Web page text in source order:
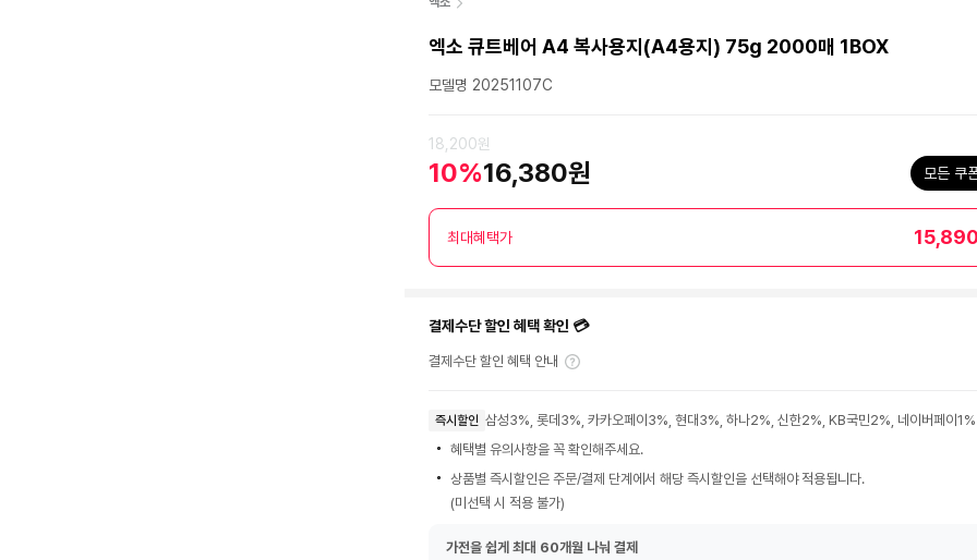
엑소 큐트베어 A4 복사용지(A4용지) 75g 2000매 1BOX
모델명 20251107C
18,200원
10%16,380원 모든 쿠
최대혜택가
결제수단 할인 혜택 확인 💳
결제수단 할인 혜택 안내
즉시할인 삼성3%, 롯데3%, 카카오페이3%, 현대3%, 하나2%, 신한2%, KB국민2%, 네이버페이1%
혜택별 유의사항을 꼭 확인해주세요.
상품별 즉시할인은 주문/결제 단계에서 해당 즉시할인을 선택해야 적용됩니다.
(미선택 시 적용 불가)
가전을 쉽게 최대 60개월 나눠 결제